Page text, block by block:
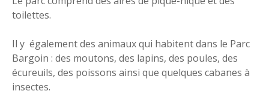
toilettes.
Il y également des animaux qui habitent dans le Parc
Bargoin : des moutons, des lapins, des poules, des
écureuils, des poissons ainsi que quelques cabanes à
insectes.